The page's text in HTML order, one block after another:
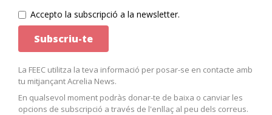
Accepto la subscripció a la newsletter.
La FEEC utilitza la teva informació per posar-se en contacte amb
tu mitjançant Acrelia News.
En qualsevol moment podràs donar-te de baixa o canviar les
opcions de subscripció a través de l'enllaç al peu dels correus.